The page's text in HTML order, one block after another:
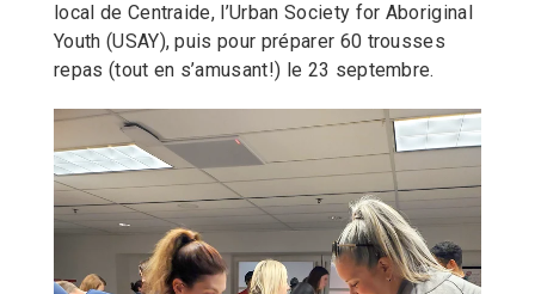
local de Centraide, l’Urban Society for Aboriginal
Youth (USAY), puis pour préparer 60 trousses
repas (tout en s’amusant!) le 23 septembre.